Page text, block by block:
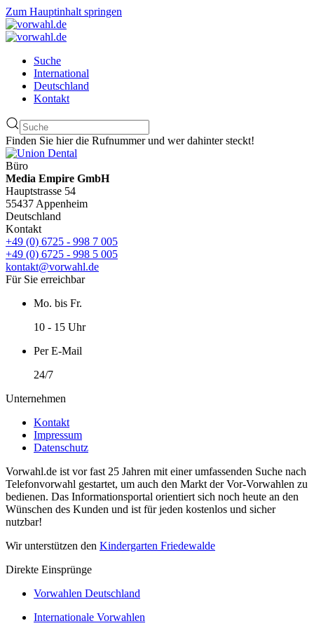
Zum Hauptinhalt springen
Suche
International
Deutschland
Kontakt
Finden Sie hier die Rufnummer und wer dahinter steckt!
Büro
Media Empire GmbH
Hauptstrasse 54
55437 Appenheim
Deutschland
Kontakt
+49 (0) 6725 - 998 7 005
+49 (0) 6725 - 998 5 005
kontakt@vorwahl.de
Für Sie erreichbar
Mo. bis Fr.
10 - 15 Uhr
Per E-Mail
24/7
Unternehmen
Kontakt
Impressum
Datenschutz
Vorwahl.de ist vor fast 25 Jahren mit einer umfassenden Suche nach
Telefonvorwahl gestartet, um auch den Markt der Vor-Vorwahlen zu
bedienen. Das Informationsportal orientiert sich noch heute an den
Wünschen des Kunden und ist für jeden kostenlos und sicher
nutzbar!
Wir unterstützen den Kindergarten Friedewalde
Direkte Einsprünge
Vorwahlen Deutschland
Internationale Vorwahlen